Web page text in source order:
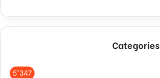
Categories
5٬347